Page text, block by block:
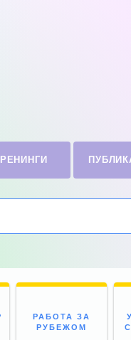
РАБОТА ЗА
РУБЕЖОМ